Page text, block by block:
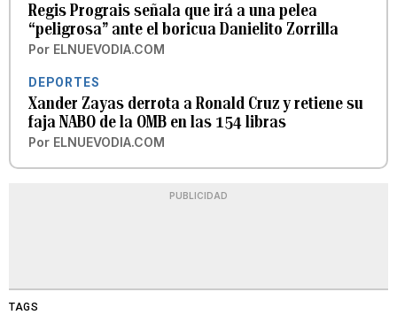
Regis Prograis señala que irá a una pelea
“peligrosa” ante el boricua Danielito Zorrilla
Por ELNUEVODIA.COM
DEPORTES
Xander Zayas derrota a Ronald Cruz y retiene su
faja NABO de la OMB en las 154 libras
Por ELNUEVODIA.COM
PUBLICIDAD
TAGS